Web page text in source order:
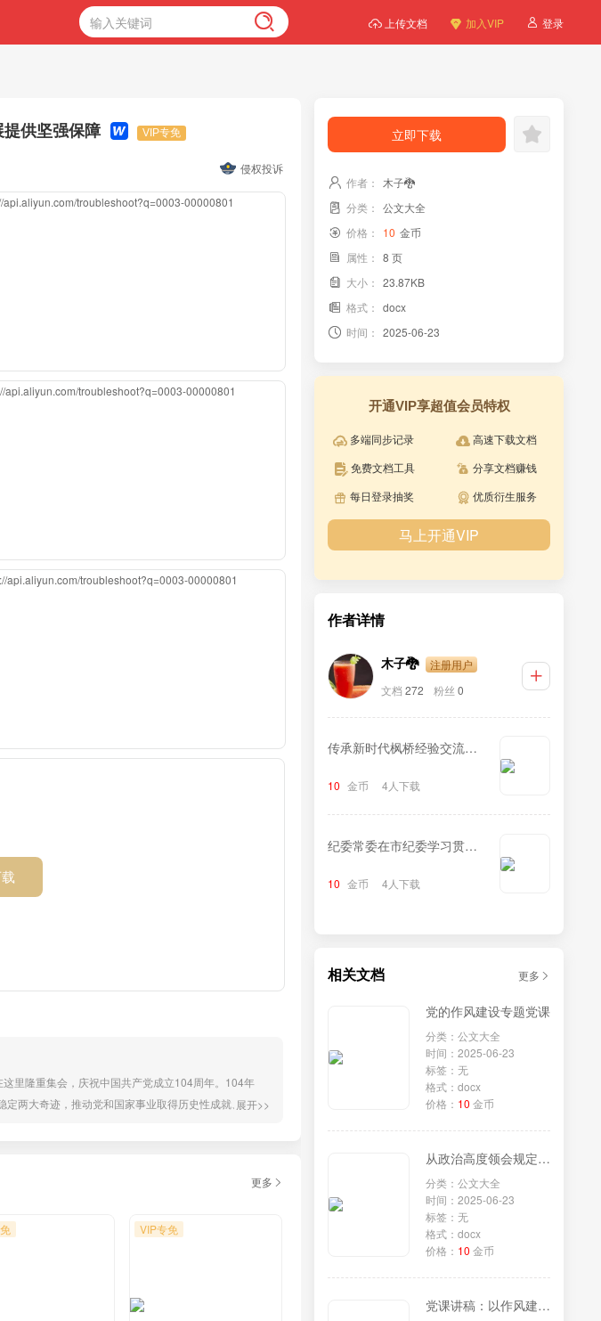
上传文档 加入VIP 登录
供坚强保障 VIP专免
侵权投诉
api.aliyun.com/troubleshoot?q=0003-00000801
api.aliyun.com/troubleshoot?q=0003-00000801
api.aliyun.com/troubleshoot?q=0003-00000801
里隆重集会，庆祝中国共产党成立104周年。104年
两大奇迹，推动党和国家事业取得历史性成就、发生
展开>>
更多
VIP专免
立即下载
作者：
木子🐉
分类： 公文大全
价格：
10 金币
属性： 8 页
大小： 23.87KB
格式： docx
时间： 2025-06-23
开通VIP享超值会员特权
多端同步记录
高速下载文档
免费文档工具
分享文档赚钱
每日登录抽奖
优质衍生服务
马上开通VIP
作者详情
木子🐉
注册用户
文档 272 粉丝 0
传承新时代枫桥经验交流发
10 金币 4人下载
纪委常委在市纪委学习贯彻
施条例》研讨交流会上的发
10 金币 4人下载
相关文档 更多
党的作风建设专题党课
分类：公文大全
时间：2025-06-23
标签：无
格式：docx
价格： 10 金币
从政治高度领会规定内涵，以担当精神锤炼过硬作风（党课讲稿）
分类：公文大全
时间：2025-06-23
标签：无
格式：docx
价格： 10 金币
党课讲稿：以作风建设新成效，激发干事创业新担当新作为